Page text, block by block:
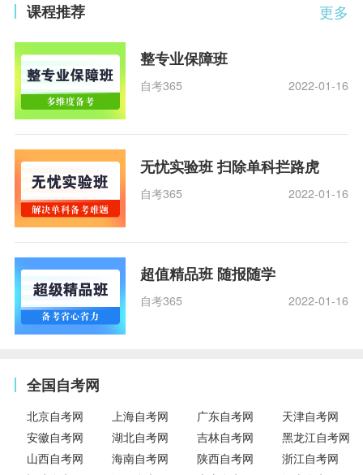
更多
课程推荐
整专业保障班
自考365 2022-01-16
无忧实验班 扫除单科拦路虎
自考365 2022-01-16
超值精品班 随报随学
自考365 2022-01-16
全国自考网
北京自考网 上海自考网 广东自考网
天津自考网
安徽自考网
湖北自考网 吉林自考网
黑龙江自考网
山西自考网
海南自考网 陕西自考网
浙江自考网